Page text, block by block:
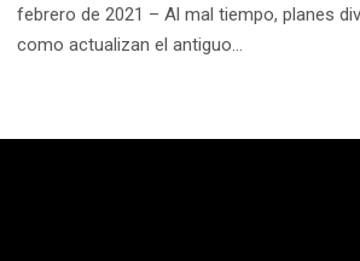
febrero de 2021 – Al mal tiempo, planes
como actualizan el antiguo…